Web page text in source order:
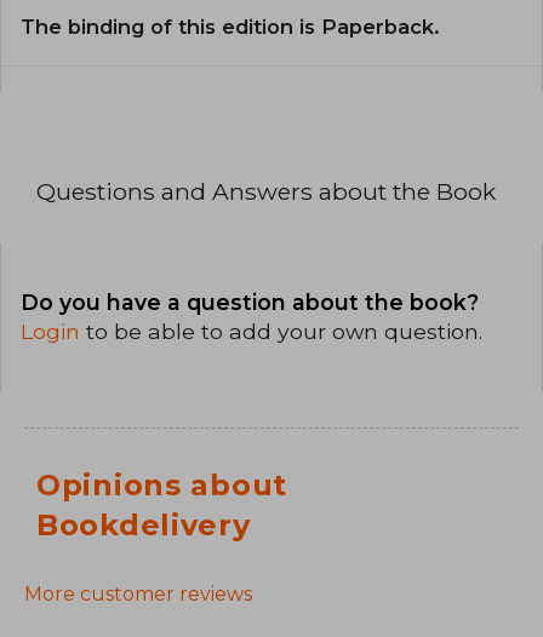
The binding of this edition is Paperback.
Questions and Answers about the Book
Do you have a question about the book?
Login to be able to add your own question.
Opinions about
Bookdelivery
More customer reviews